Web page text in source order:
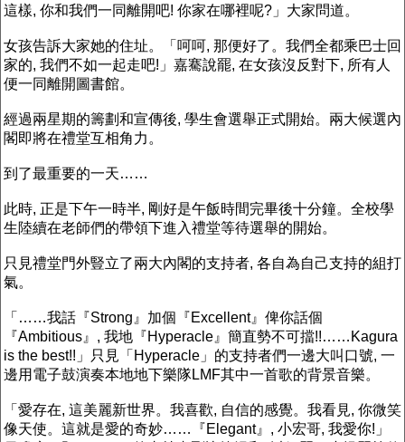
這樣, 你和我們一同離開吧! 你家在哪裡呢?」大家問道。
女孩告訴大家她的住址。「呵呵, 那便好了。我們全都乘巴士回
家的, 我們不如一起走吧!」嘉騫說罷, 在女孩沒反對下, 所有人
便一同離開圖書館。
經過兩星期的籌劃和宣傳後, 學生會選舉正式開始。兩大候選內
閣即將在禮堂互相角力。
到了最重要的一天……
此時, 正是下午一時半, 剛好是午飯時間完畢後十分鐘。全校學
生陸續在老師們的帶領下進入禮堂等待選舉的開始。
只見禮堂門外豎立了兩大內閣的支持者, 各自為自己支持的組打
氣。
「……我話『Strong』加個『Excellent』俾你話個
『Ambitious』, 我地『Hyperacle』簡直勢不可擋!!……Kagura
is the best!!」只見「Hyperacle」的支持者們一邊大叫口號, 一
邊用電子鼓演奏本地地下樂隊LMF其中一首歌的背景音樂。
「愛存在, 這美麗新世界。我喜歡, 自信的感覺。我看見, 你微笑
像天使。這就是愛的奇妙……『Elegant』, 小宏哥, 我愛你!」